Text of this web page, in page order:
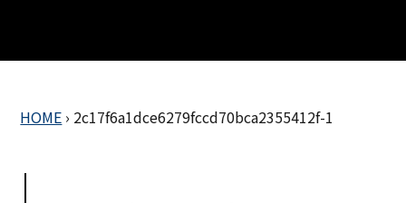
HOME › 2c17f6a1dce6279fccd70bca2355412f-1